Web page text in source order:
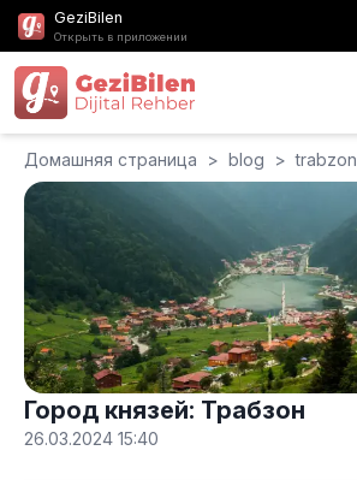
GeziBilen
Открыть в приложении
Домашняя страница > blog > trabzon
Город князей: Трабзон
26.03.2024 15:40